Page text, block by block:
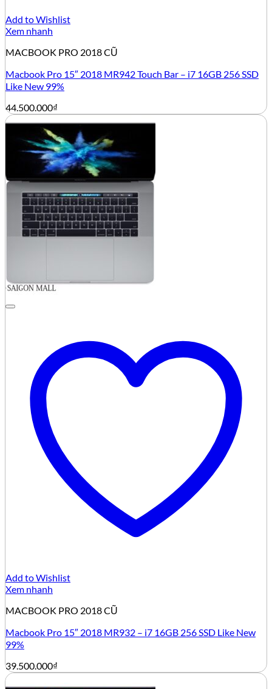
Add to Wishlist
Xem nhanh
MACBOOK PRO 2018 CŨ
Macbook Pro 15″ 2018 MR942 Touch Bar – i7 16GB 256 SSD
Like New 99%
44.500.000₫
Add to Wishlist
Xem nhanh
MACBOOK PRO 2018 CŨ
Macbook Pro 15″ 2018 MR932 – i7 16GB 256 SSD Like New
99%
39.500.000₫